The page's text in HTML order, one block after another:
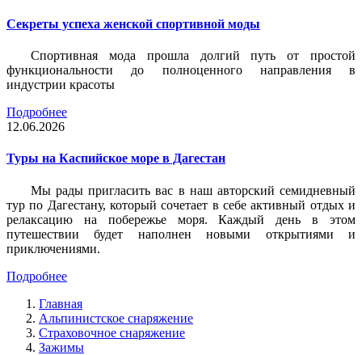
Секреты успеха женской спортивной моды
Спортивная мода прошла долгий путь от простой
функциональности до полноценного направления в
индустрии красоты
Подробнее
12.06.2026
Туры на Каспийское море в Дагестан
Мы рады пригласить вас в наш авторский семидневный
тур по Дагестану, который сочетает в себе активный отдых и
релаксацию на побережье моря. Каждый день в этом
путешествии будет наполнен новыми открытиями и
приключениями.
Подробнее
Главная
Альпинистское снаряжение
Страховочное снаряжение
Зажимы